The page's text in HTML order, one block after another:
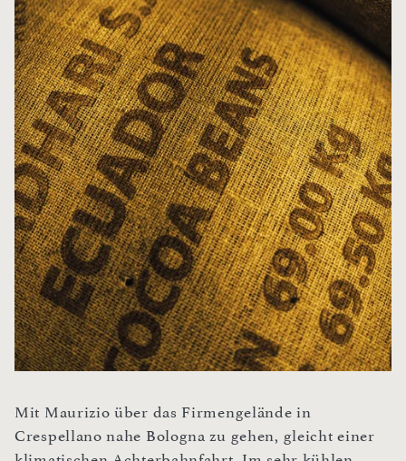
Mit Maurizio über das Firmengelände in
Crespellano nahe Bologna zu gehen, gleicht einer